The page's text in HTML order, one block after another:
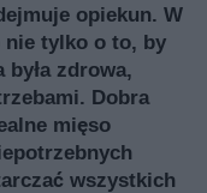
opiekun. W
nie tylko o to, by
była zdrowa,
Dobra
mięso
wszystkich